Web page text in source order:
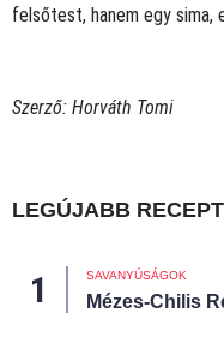
felsőtest, hanem egy
Szerző: Horváth Tomi
LEGÚJABB
SAVANYÚSÁGOK
Mézes-Chilis